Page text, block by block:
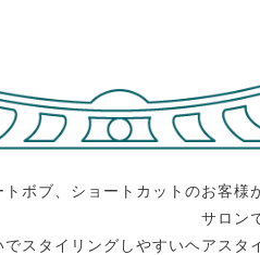
ボブ、ショートカットのお客様
サロン
スタイリングしやすいヘアスタ